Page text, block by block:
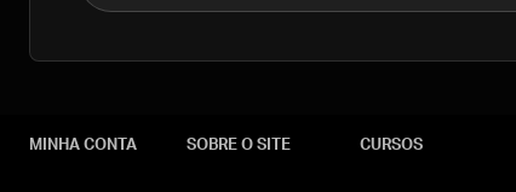
MINHA CONTA SOBRE O SITE CURSOS